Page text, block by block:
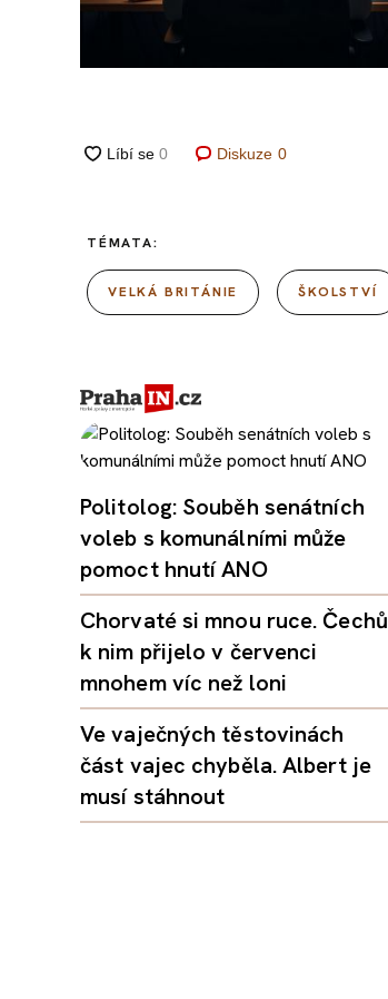
Diskuze 0
TÉMATA:
VELKÁ BRITÁNIE ŠKOLSTVÍ
Politolog: Souběh senátních
voleb s komunálními může
pomoct hnutí ANO
Chorvaté si mnou ruce. Čechů
k nim přijelo v červenci
mnohem víc než loni
Ve vaječných těstovinách
část vajec chyběla. Albert je
musí stáhnout